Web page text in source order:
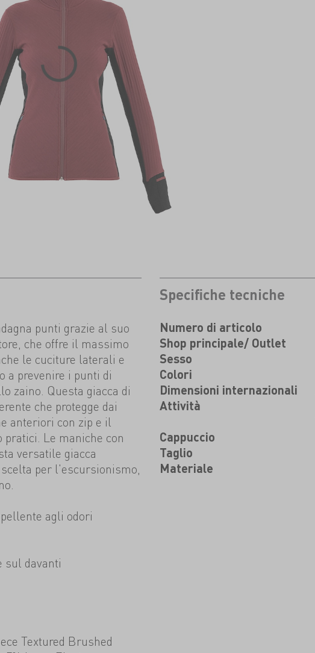
punti grazie al suo
che offre il massimo
le cuciture laterali e
a prevenire i punti di
zaino. Questa giacca di
che protegge dai
anteriori con zip e il
Le maniche con
versatile giacca
per l'escursionismo,
agli odori
sul davanti
Textured Brushed
Specifiche tecniche
Numero di articolo
Shop principale/ Outlet
Sesso
Colori
Dimensioni internazionali
Attività
Cappuccio
Taglio
Materiale